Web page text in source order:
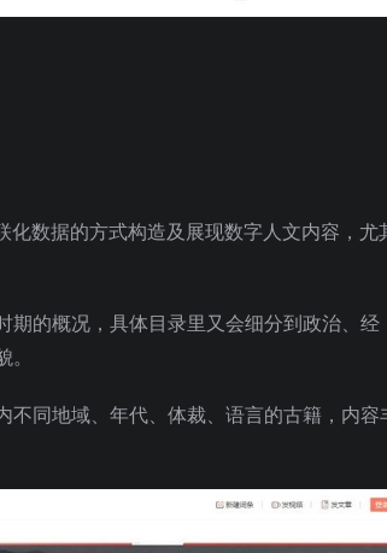
数据的方式构造及展现数字人文内容，尤
期的概况，具体目录里又会细分到政治、经
同地域、年代、体裁、语言的古籍，内容